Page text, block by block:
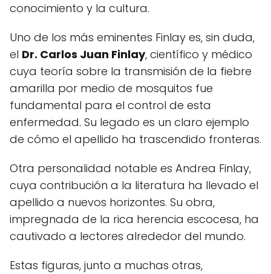
conocimiento y la cultura.
Uno de los más eminentes Finlay es, sin duda,
el Dr. Carlos Juan Finlay, científico y médico
cuya teoría sobre la transmisión de la fiebre
amarilla por medio de mosquitos fue
fundamental para el control de esta
enfermedad. Su legado es un claro ejemplo
de cómo el apellido ha trascendido fronteras.
Otra personalidad notable es Andrea Finlay,
cuya contribución a la literatura ha llevado el
apellido a nuevos horizontes. Su obra,
impregnada de la rica herencia escocesa, ha
cautivado a lectores alrededor del mundo.
Estas figuras, junto a muchas otras,